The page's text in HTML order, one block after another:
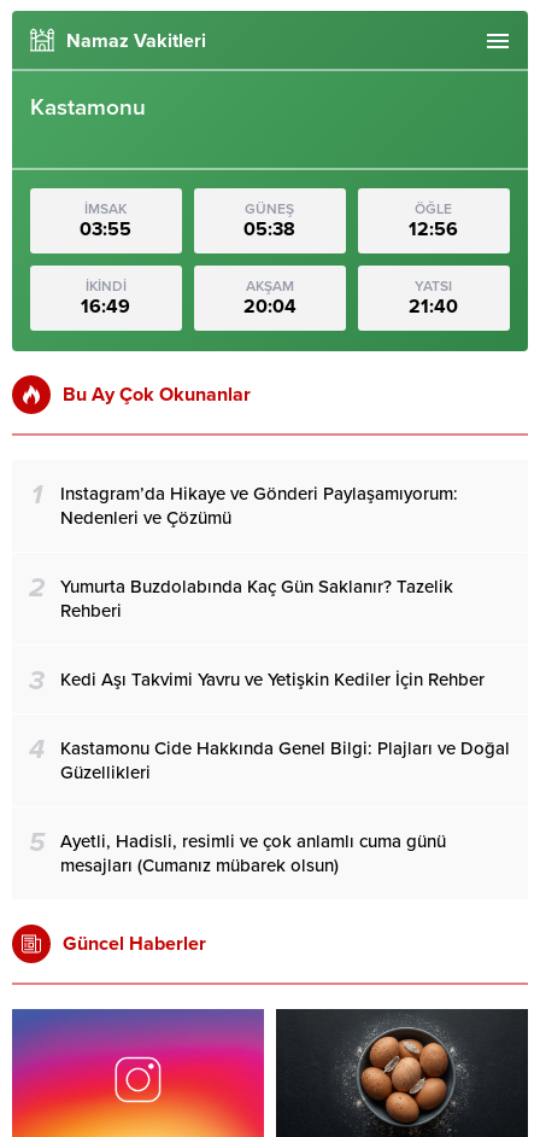
Namaz Vakitleri
Kastamonu
İMSAK
03:55
GÜNEŞ
05:38
ÖĞLE
12:56
İKİNDİ
16:49
AKŞAM
20:04
YATSI
21:40
Bu Ay Çok Okunanlar
1
Instagram’da Hikaye ve Gönderi Paylaşamıyorum:
Nedenleri ve Çözümü
2
Yumurta Buzdolabında Kaç Gün Saklanır? Tazelik
Rehberi
3 Kedi Aşı Takvimi Yavru ve Yetişkin Kediler İçin Rehber
4
Kastamonu Cide Hakkında Genel Bilgi: Plajları ve Doğal
Güzellikleri
5
Ayetli, Hadisli, resimli ve çok anlamlı cuma günü
mesajları (Cumanız mübarek olsun)
Güncel Haberler